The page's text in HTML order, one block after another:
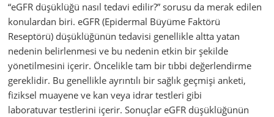
“eGFR düşüklüğü nasıl tedavi edilir?” sorusu da merak edilen
konulardan biri. eGFR (Epidermal Büyüme Faktörü
Reseptörü) düşüklüğünün tedavisi genellikle altta yatan
nedenin belirlenmesi ve bu nedenin etkin bir şekilde
yönetilmesini içerir. Öncelikle tam bir tıbbi değerlendirme
gereklidir. Bu genellikle ayrıntılı bir sağlık geçmişi anketi,
fiziksel muayene ve kan veya idrar testleri gibi
laboratuvar testlerini içerir. Sonuçlar eGFR düşüklüğünün